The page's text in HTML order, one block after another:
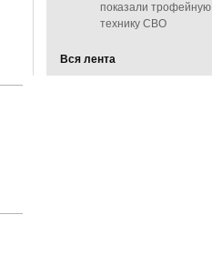
показали трофейную
технику СВО
Вся лента